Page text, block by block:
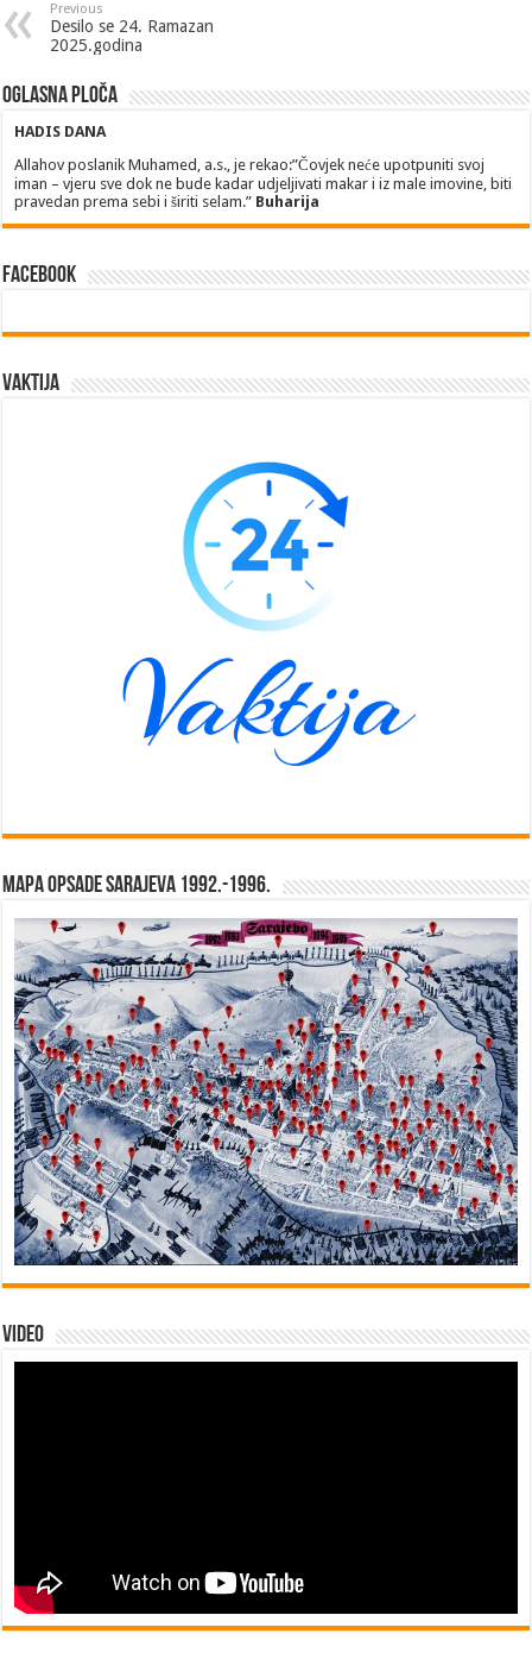
Previous
Desilo se 24. Ramazan
2025.godina
Oglasna ploča
HADIS DANA
Allahov poslanik Muhamed, a.s., je rekao:”Čovjek neće upotpuniti svoj
iman – vjeru sve dok ne bude kadar udjeljivati makar i iz male imovine, biti
pravedan prema sebi i širiti selam.” Buharija
Facebook
Vaktija
Mapa opsade Sarajeva 1992.-1996.
Video